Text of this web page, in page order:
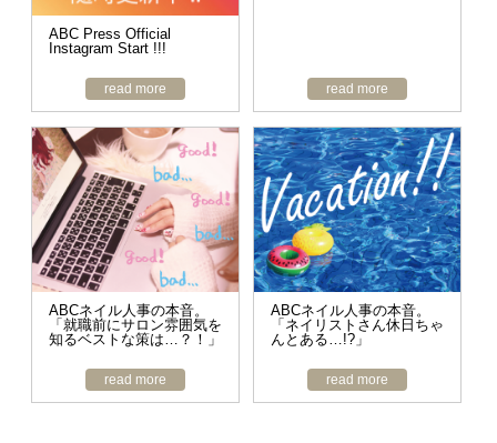
ABC Press Official
Instagram Start !!!
read more read more
ABCネイル人事の本音。
「就職前にサロン雰囲気を
知るベストな策は…？！」
read more
ABCネイル人事の本音。
「ネイリストさん休日ちゃ
んとある…!?」
read more